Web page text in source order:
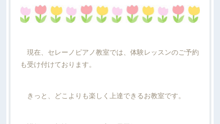
現在、セレーノピアノ教室では、体験レッスンのご予約
も受け付けております。
きっと、どこよりも楽しく上達できるお教室です。